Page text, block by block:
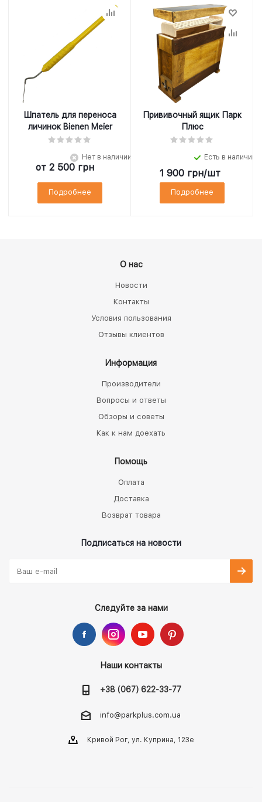
Шпатель для переноса
личинок Bienen Meier
Нет в наличии
от 2 500 грн
Подробнее
Прививочный ящик Парк
Плюс
Есть в наличии
1 900 грн/шт
Подробнее
О нас
Новости
Контакты
Условия пользования
Отзывы клиентов
Информация
Производители
Вопросы и ответы
Обзоры и советы
Как к нам доехать
Помощь
Оплата
Доставка
Возврат товара
Подписаться на новости
Следуйте за нами
Наши контакты
+38 (067) 622-33-77
info@parkplus.com.ua
Кривой Рог, ул. Куприна, 123е